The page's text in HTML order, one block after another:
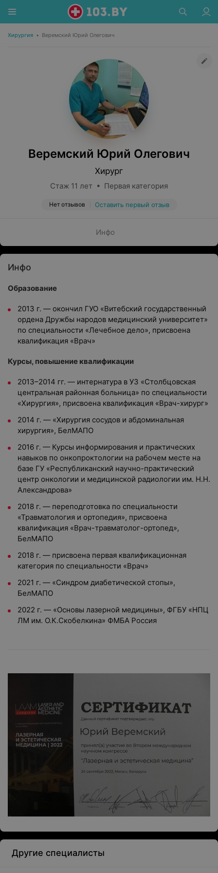
Хирургия • Веремский Юрий Олегович
Веремский Юрий Олегович
Хирург
Стаж 11 лет • Первая категория
Нет отзывов Оставить первый отзыв
Инфо
Инфо
Образование
2013 г. — окончил ГУО «Витебский государственный
ордена Дружбы народов медицинский университет»
по специальности «Лечебное дело», присвоена
квалификация «Врач»
Курсы, повышение квалификации
2013–2014 гг. — интернатура в УЗ «Столбцовская
центральная районная больница» по специальности
«Хирургия», присвоена квалификация «Врач-хирург»
2014 г. — «Хирургия сосудов и абдоминальная
хирургия», БелМАПО
2016 г. — Курсы информирования и практических
навыков по онкопроктологии на рабочем месте на
базе ГУ «Республиканский научно-практический
центр онкологии и медицинской радиологии им. Н.Н.
Александрова»
2018 г. — переподготовка по специальности
«Травматология и ортопедия», присвоена
квалификация «Врач-травматолог-ортопед»,
БелМАПО
2018 г. — присвоена первая квалификационная
категория по специальности «Врач»
2021 г. — «Синдром диабетической стопы»,
БелМАПО
2022 г. — «Основы лазерной медицины», ФГБУ «НПЦ
ЛМ им. О.К.Скобелкина» ФМБА Россия
Другие специалисты